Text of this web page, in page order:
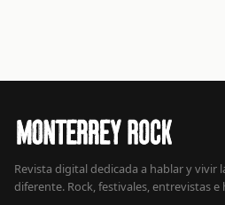
Revista digital dedicada a hablar y vivir
diferente. Rock, festivales, entrevistas e